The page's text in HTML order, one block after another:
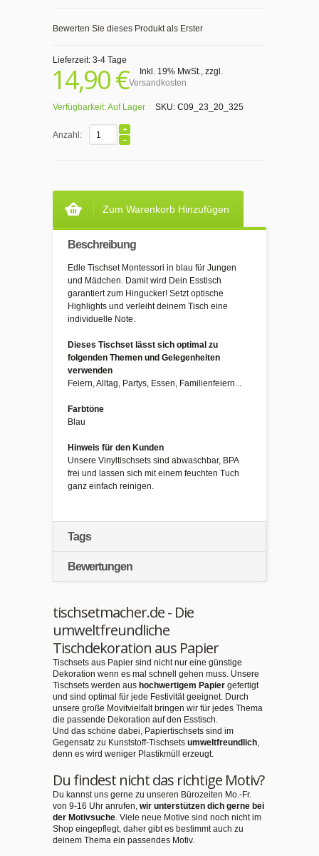
Bewerten Sie dieses Produkt als Erster
Lieferzeit: 3-4 Tage
14,90 € Inkl. 19% MwSt., zzgl.
Versandkosten
Verfügbarkeit:Auf Lager SKU: C09_23_20_325
Anzahl:
Zum Warenkorb Hinzufügen
Beschreibung
Edle Tischset Montessori in blau für Jungen
und Mädchen. Damit wird Dein Esstisch
garantiert zum Hingucker! Setzt optische
Highlights und verleiht deinem Tisch eine
individuelle Note.
Dieses Tischset lässt sich optimal zu
folgenden Themen und Gelegenheiten
verwenden
Feiern, Alltag, Partys, Essen, Familienfeiern...
Farbtöne
Blau
Hinweis für den Kunden
Unsere Vinyltischsets sind abwaschbar, BPA
frei und lassen sich mit einem feuchten Tuch
ganz einfach reinigen.
Tags
Bewertungen
tischsetmacher.de - Die
umweltfreundliche
Tischdekoration aus Papier
Tischsets aus Papier sind nicht nur eine günstige
Dekoration wenn es mal schnell gehen muss. Unsere
Tischsets werden aus hochwertigem Papier gefertigt
und sind optimal für jede Festivität geeignet. Durch
unsere große Movitvielfalt bringen wir für jedes Thema
die passende Dekoration auf den Esstisch.
Und das schöne dabei, Papiertischsets sind im
Gegensatz zu Kunststoff-Tischsets umweltfreundlich,
denn es wird weniger Plastikmüll erzeugt.
Du findest nicht das richtige Motiv?
Du kannst uns gerne zu unseren Bürozeiten Mo.-Fr.
von 9-16 Uhr anrufen, wir unterstützen dich gerne bei
der Motivsuche. Viele neue Motive sind noch nicht im
Shop eingepflegt, daher gibt es bestimmt auch zu
deinem Thema ein passendes Motiv.